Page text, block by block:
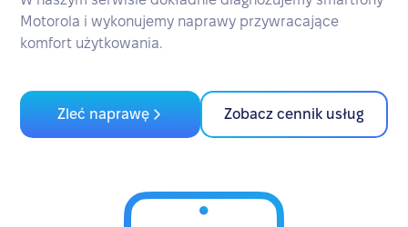
Motorola i wykonujemy naprawy przywracające
komfort użytkowania.
Zleć naprawę Zobacz cennik usług